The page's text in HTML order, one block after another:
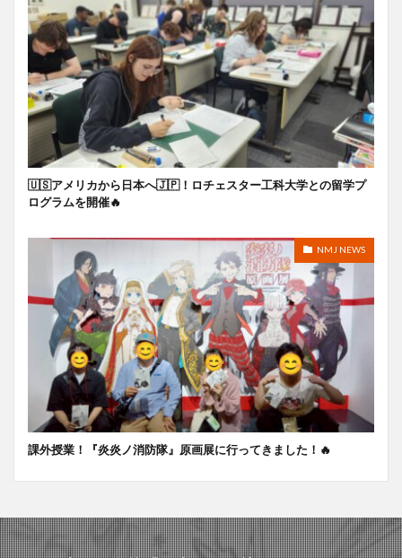
🇺🇸アメリカから日本へ🇯🇵！ロチェスター工科大学との留学プ
ログラムを開催🔥
NMJ NEWS
課外授業！『炎炎ノ消防隊』原画展に行ってきました！🔥